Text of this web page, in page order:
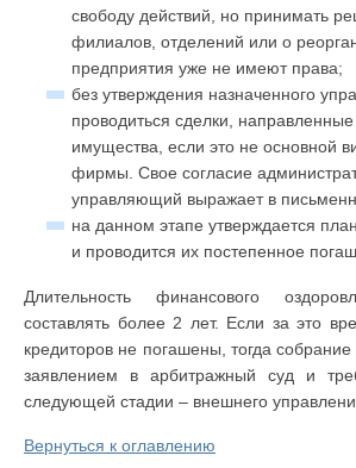
свободу действий, но принимать
филиалов, отделений или о
предприятия уже не имеют права;
без утверждения назначенного
проводиться сделки,
имущества, если это не основной
фирмы. Свое согласие
управляющий выражает в
на данном этапе утверждается
и проводится их постепенное
Длительность финансового
составлять более 2 лет. Если за это
кредиторов не погашены, тогда
заявлением в арбитражный суд и
следующей стадии – внешнего
Вернуться к оглавлению